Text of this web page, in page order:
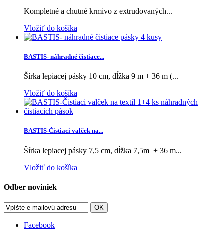
Kompletné a chutné krmivo z extrudovaných...
Vložiť do košíka
BASTIS- náhradné čistiace...
Šírka lepiacej pásky 10 cm, dĺžka 9 m + 36 m (...
Vložiť do košíka
BASTIS-Čistiaci valček na...
Šírka lepiacej pásky 7,5 cm, dĺžka 7,5m + 36 m...
Vložiť do košíka
Odber noviniek
OK
Facebook